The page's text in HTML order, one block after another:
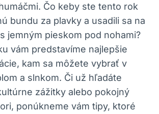
Čo keby ste tento rok
bundu za plavky a usadili sa na
jemným pieskom pod nohami?
vám predstavíme najlepšie
kam sa môžete vybrať v
a slnkom. Či už hľadáte
zážitky alebo pokojný
ponúkneme vám tipy, ktoré